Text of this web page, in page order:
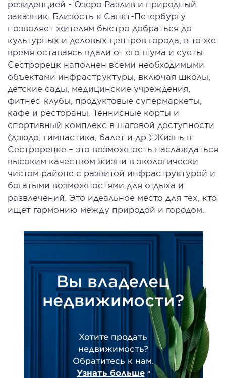
резиденцией - Озеро Разлив и природный
заказник. Близость к Санкт-Петербургу
позволяет жителям быстро добраться до
культурных и деловых центров города, в то же
время оставаясь вдали от его шума и суеты.
Сестрорецк наполнен всеми необходимыми
объектами инфраструктуры, включая школы,
детские сады, медицинские учреждения,
фитнес-клубы, продуктовые супермаркеты,
кафе и рестораны. Теннисные корты и
спортивный комплекс в шаговой доступности
(дзюдо, гимнастика, балет и др.) Жизнь в
Сестрорецке – это возможность наслаждаться
высоким качеством жизни в экологически
чистом районе с развитой инфраструктурой и
богатыми возможностями для отдыха и
развлечений. Это идеальное место для тех, кто
ищет гармонию между природой и городом.
Вы владелец
недвижимости?
Хотите продать
недвижимость?
Обратитесь к нам.
Узнать больше